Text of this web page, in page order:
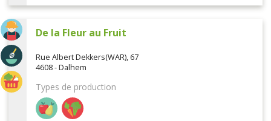
De la Fleur au Fruit
Rue Albert Dekkers(WAR), 67
4608 - Dalhem
Types de production